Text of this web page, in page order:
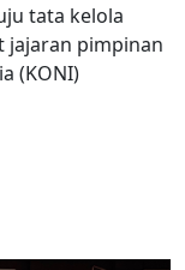
tata kelola
jajaran pimpinan
(KONI)